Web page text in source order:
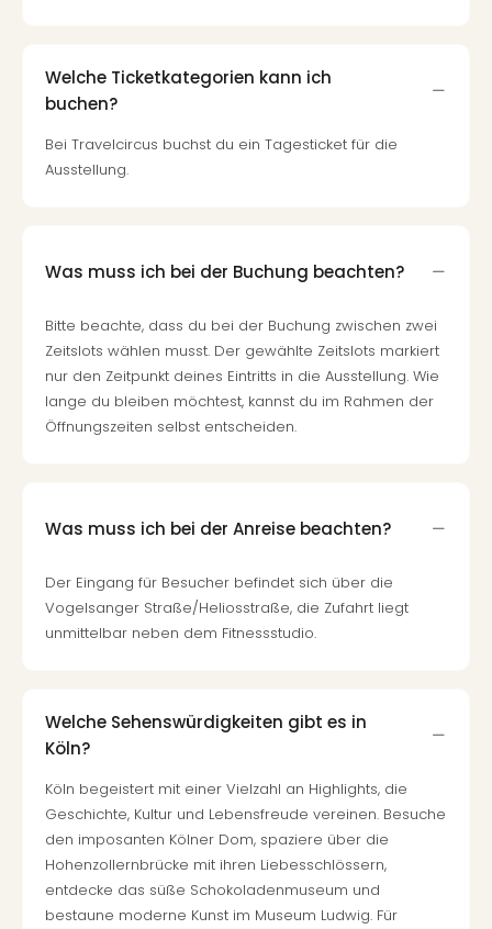
Welche Ticketkategorien kann ich
buchen?
Bei Travelcircus buchst du ein Tagesticket für die
Ausstellung.
Was muss ich bei der Buchung beachten?
Bitte beachte, dass du bei der Buchung zwischen zwei
Zeitslots wählen musst. Der gewählte Zeitslots markiert
nur den Zeitpunkt deines Eintritts in die Ausstellung. Wie
lange du bleiben möchtest, kannst du im Rahmen der
Öffnungszeiten selbst entscheiden.
Was muss ich bei der Anreise beachten?
Der Eingang für Besucher befindet sich über die
Vogelsanger Straße/Heliosstraße, die Zufahrt liegt
unmittelbar neben dem Fitnessstudio.
Welche Sehenswürdigkeiten gibt es in
Köln?
Köln begeistert mit einer Vielzahl an Highlights, die
Geschichte, Kultur und Lebensfreude vereinen. Besuche
den imposanten Kölner Dom, spaziere über die
Hohenzollernbrücke mit ihren Liebesschlössern,
entdecke das süße Schokoladenmuseum und
bestaune moderne Kunst im Museum Ludwig. Für